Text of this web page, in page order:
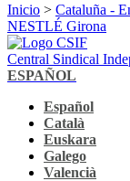
Inicio > Cataluña -
NESTLÉ Girona
Central Sindical
ESPAÑOL
Español
Català
Euskara
Galego
Valencià